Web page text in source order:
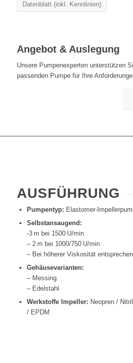
Datenblatt (inkl. Kennlinien)
Angebot & Auslegung
Unsere Pumpenexperten unterstützen
passenden Pumpe für Ihre
AUSFÜHRUNG
Pumpentyp: Elastomer-
Selbstansaugend:
-3 m bei 1500 U/min
– 2 m bei 1000/750 U/min
– Bei höherer Viskosität
Gehäusevarianten:
– Messing
– Edelstahl
Werkstoffe Impeller: Neopren /
/ EPDM